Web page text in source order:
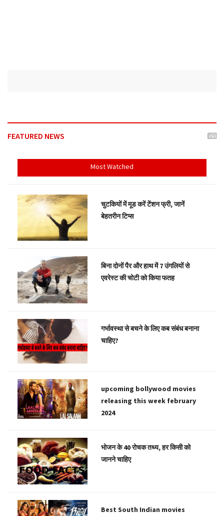
FEATURED NEWS
Most Watched
चुटकियों में मूड करें टेंशन फ्री, जानें
बेहतरीन टिप्स
बिना दोनों पैर और हाथ में 7 उंगलियों से
एवरेस्ट की चोटी को किया फतह
गर्भावस्था से बचने के लिए कब संबंध बनाना
चाहिए?
upcoming bollywood movies
releasing this week february
2024
भोजन के 40 रोचक तथ्य, हर किसी को
जानने चाहिए
Best South Indian movies